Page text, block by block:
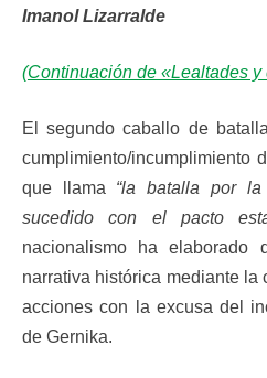
Imanol Lizarralde
(Continuación de «Lealtades
El segundo caballo de
cumplimiento/incumplimiento
que llama “la batalla por
sucedido con el pacto
nacionalismo ha elaborado
narrativa histórica mediante la
acciones con la excusa del
de Gernika.